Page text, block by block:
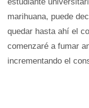
marihuana, puede
quedar hasta ahí el
comenzaré a fumar
incrementando el